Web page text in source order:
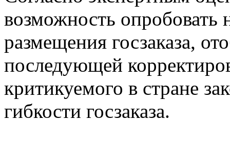
возможность опробовать
размещения госзаказа,
последующей
критикуемого в стране
гибкости госзаказа.